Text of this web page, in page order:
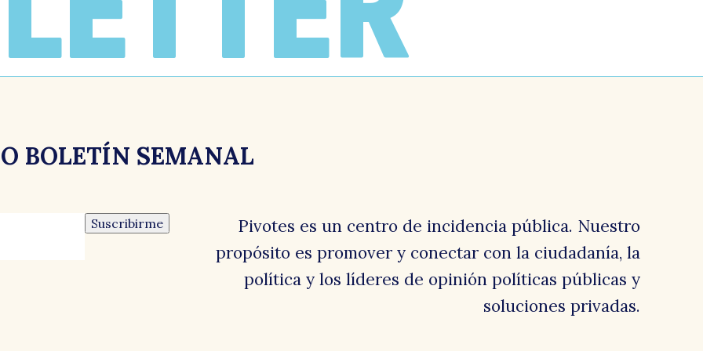
BOLETÍN SEMANAL
Suscribirme
Pivotes es un centro de incidencia pública. Nuestro
propósito es promover y conectar con la ciudadanía, la
política y los líderes de opinión políticas públicas y
soluciones privadas.